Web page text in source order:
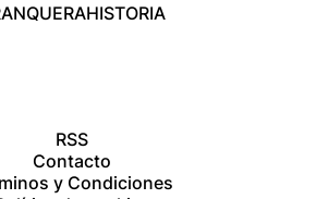
HISTORIA
RSS
Contacto
y Condiciones